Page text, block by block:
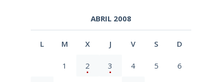
ABRIL 2008
L M X J V S D
1 2 3 4 5 6